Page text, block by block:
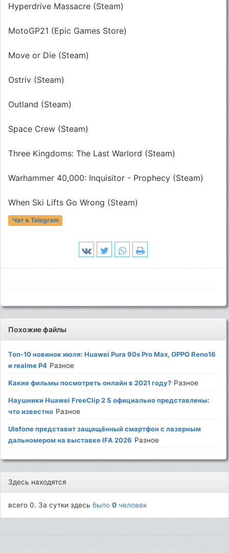
Hyperdrive Massacre (Steam)
MotoGP21 (Epic Games Store)
Move or Die (Steam)
Ostriv (Steam)
Outland (Steam)
Space Crew (Steam)
Three Kingdoms: The Last Warlord (Steam)
Warhammer 40,000: Inquisitor - Prophecy (Steam)
When Ski Lifts Go Wrong (Steam)
Чат в Telegram
Похожие файлы
Топ-10 новинок июля: Huawei Pura 90s Pro Max, OPPO Reno16
и realme P4 Разное
Какие фильмы посмотреть онлайн в 2021 году? Разное
Наушники Huawei FreeClip 2 S официально представлены:
что известно Разное
Ulefone представит защищённый смартфон с лазерным
дальномером на выставке IFA 2026 Разное
Здесь находятся
всего 0. За сутки здесьбыло0 человек